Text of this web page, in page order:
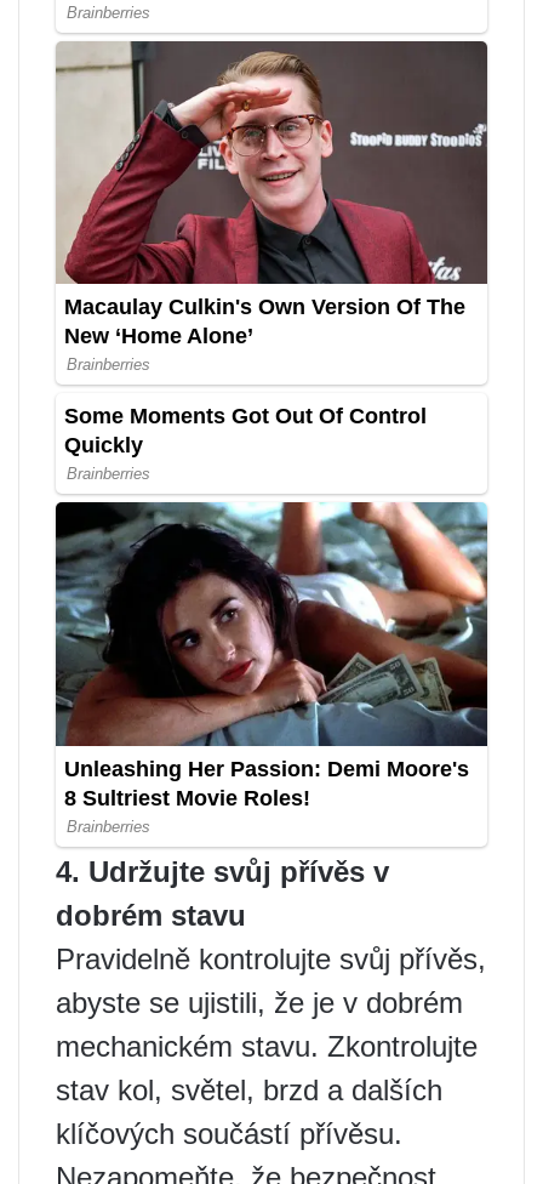
4. Udržujte svůj přívěs v
dobrém stavu
Pravidelně kontrolujte svůj přívěs,
abyste se ujistili, že je v dobrém
mechanickém stavu. Zkontrolujte
stav kol, světel, brzd a dalších
klíčových součástí přívěsu.